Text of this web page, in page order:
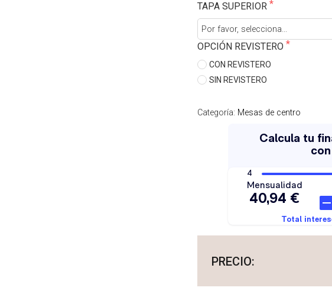
TAPA SUPERIOR
OPCIÓN REVISTERO
CON REVISTERO
SIN REVISTERO
Categoría: Mesas de centro